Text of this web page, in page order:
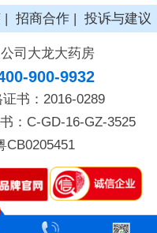
| 招商合作| 投诉与建议
司大龙大药房
900-9932
书：2016-0289
：C-GD-16-GZ-3525
CB0205451